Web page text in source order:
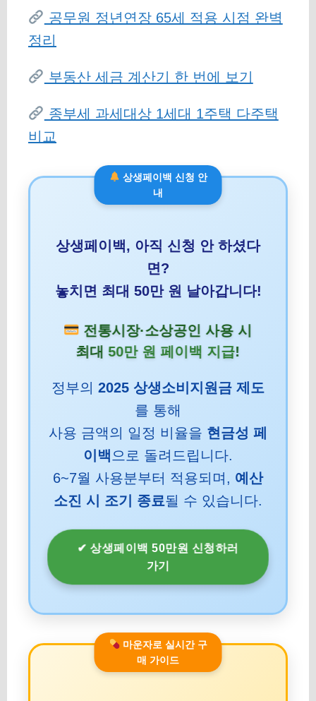
공무원 정년연장 65세 적용 시점 완벽
정리
부동산 세금 계산기 한 번에 보기
종부세 과세대상 1세대 1주택 다주택
비교
상생페이백 신청 안
내
상생페이백, 아직 신청 안 하셨다
면?
놓치면 최대 50만 원 날아갑니다!
전통시장·소상공인 사용 시
최대50만 원 페이백 지급!
정부의 2025 상생소비지원금 제도
를 통해
사용 금액의 일정 비율을 현금성 페
이백 으로 돌려드립니다.
6~7월 사용분부터 적용되며, 예산
소진 시 조기 종료될 수 있습니다.
✔ 상생페이백 50만원 신청하러
가기
마운자로 실시간 구
매 가이드